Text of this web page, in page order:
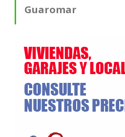
Guaromar